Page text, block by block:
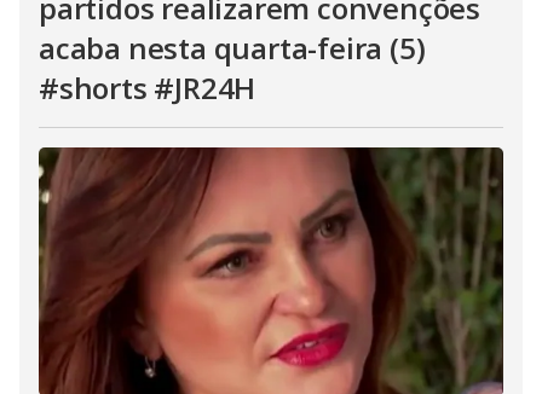
acaba nesta quarta-feira (5)
#shorts #JR24H